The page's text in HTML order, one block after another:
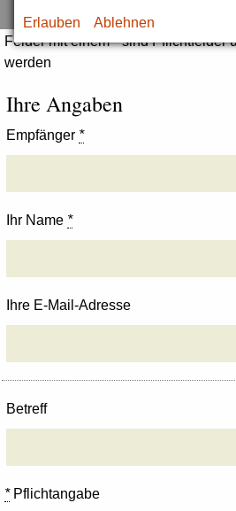
Erlauben Ablehnen
Felder mit einem * sind Pflichtfelder
werden
Ihre Angaben
Empfänger *
Ihr Name *
Ihre E-Mail-Adresse
Betreff
*Pflichtangabe